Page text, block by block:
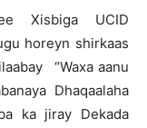
Xisbiga UCID
horeyn shirkaas
“Waxa aanu
Dhaqaalaha
ka jiray Dekada